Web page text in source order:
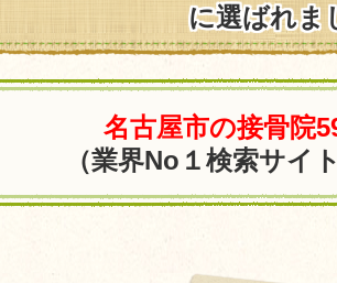
に選ばれま
名古屋市の接骨院
（業界No１検索サイ